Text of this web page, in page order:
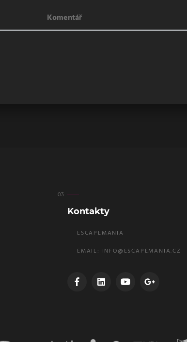
Komentář
Kontakty
ESCAPEMANIA
EMAIL: INFO@ESCAPEMANIA.CZ